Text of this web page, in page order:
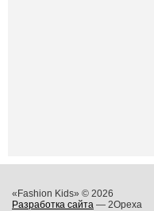
«Fashion Kids» © 2026
Разработка сайта — 2Opexa